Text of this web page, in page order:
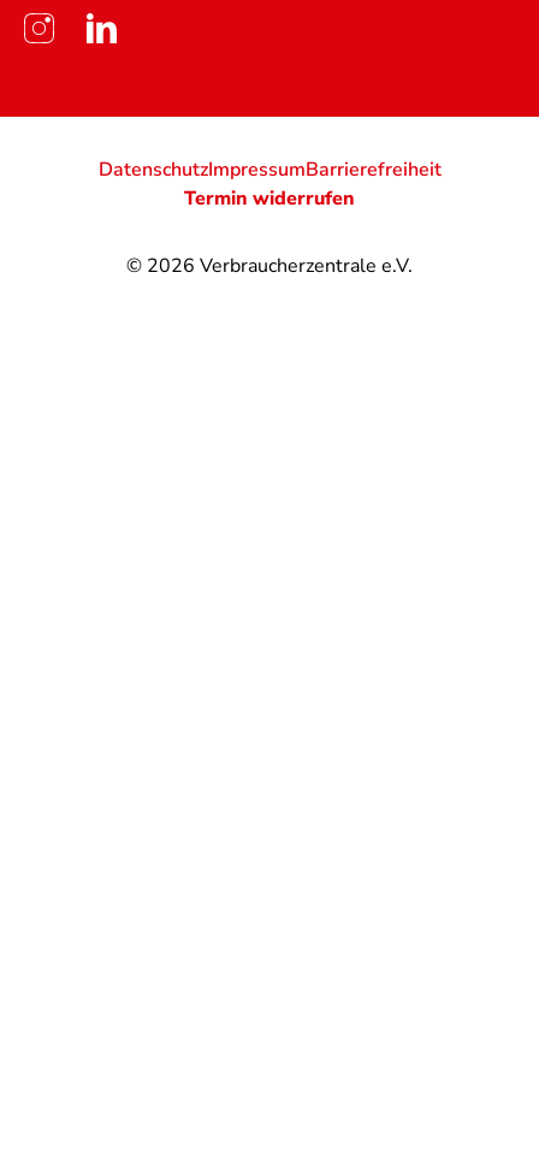
© 2026 Verbraucherzentrale e.V.
DatenschutzImpressumBarrierefreiheit
Termin widerrufen